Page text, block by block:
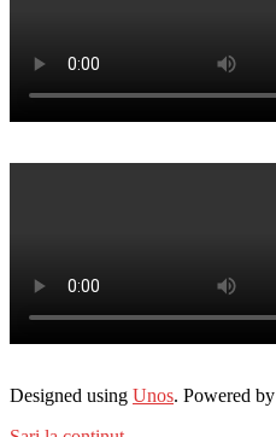
Designed using Unos. Powered by